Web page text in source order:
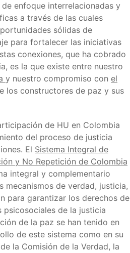
enfoque interrelacionadas y
a través de las cuales
sólidas de
para fortalecer las iniciativas
conexiones, que ha cobrado
es la que existe entre nuestro
y nuestro compromiso con el
los constructores de paz y sus
de HU en Colombia
del proceso de justicia
El Sistema Integral de
y No Repetición de Colombia
integral y complementario
mecanismos de verdad, justicia,
para garantizar los derechos de
de la justicia
de la paz se han tenido en
de este sistema como en su
la Comisión de la Verdad, la